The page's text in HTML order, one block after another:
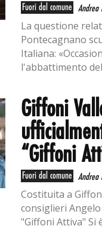
Fuori dal comune Andrea
La questione
Pontecagnano
Italiana:
l'abbattimento
Giffoni
“Giffoni
Fuori dal comune Andrea
Costituita a
consiglieri
"Giffoni Attiva" Si